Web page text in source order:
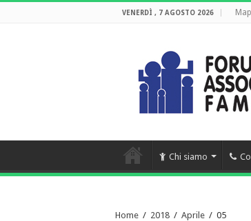
VENERDÌ , 7 AGOSTO 2026
Chi siamo
Home / 2018 / Aprile / 05